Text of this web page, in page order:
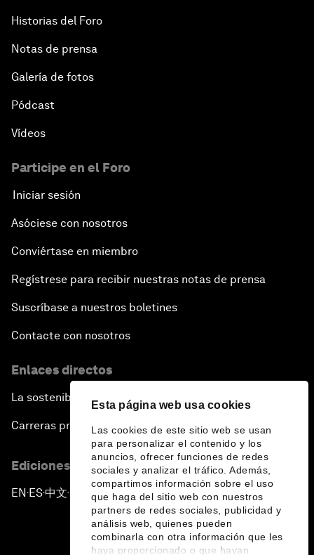
Esta página web usa cookies
Las cookies de este sitio web se usan
para personalizar el contenido y los
anuncios, ofrecer funciones de redes
sociales y analizar el tráfico. Además,
compartimos información sobre el uso
que haga del sitio web con nuestros
partners de redes sociales, publicidad y
análisis web, quienes pueden
combinarla con otra información que les
haya proporcionado o que hayan
Historias del Foro
Notas de prensa
Galería de fotos
Pódcast
Vídeos
Participe en el Foro
Iniciar sesión
Asóciese con nosotros
Conviértase en miembro
Regístrese para recibir nuestras notas de prensa
Suscríbase a nuestros boletines
Contacte con nosotros
Enlaces directos
La sostenibilidad en el Foro
Carreras profesionales
Ediciones en otros idiomas
EN ▪ES▪中文▪ 日本語